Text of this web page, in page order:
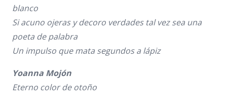
blanco
Si acuno ojeras y decoro verdades tal vez sea una
poeta de palabra
Un impulso que mata segundos a lápiz
Yoanna Mojón
Eterno color de otoño